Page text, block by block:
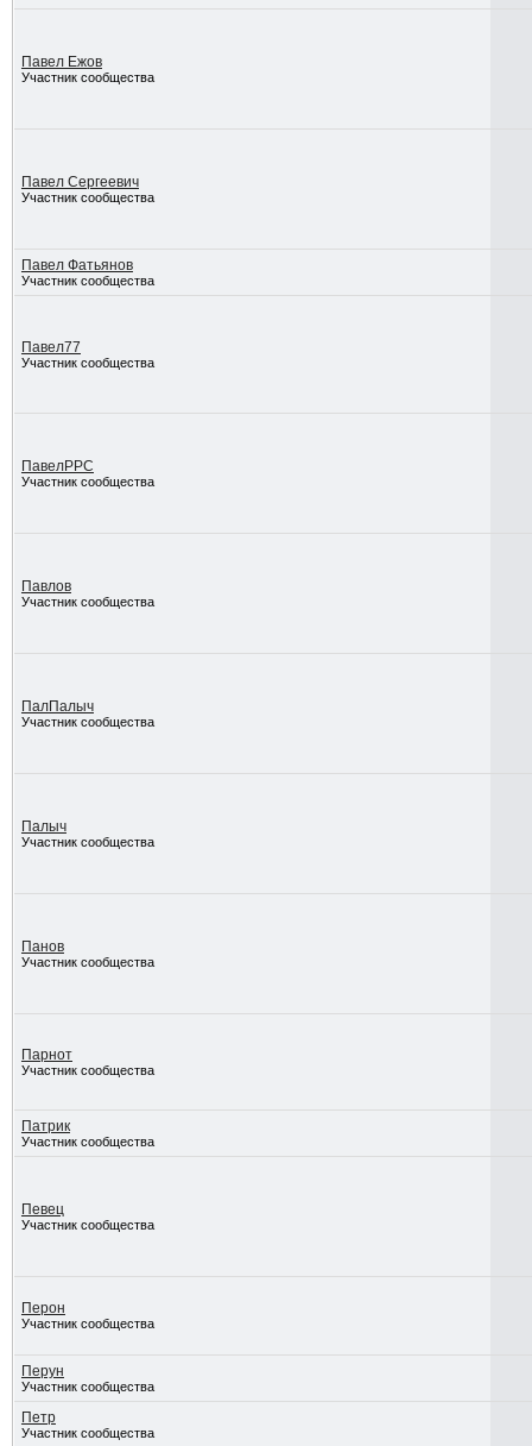
Павел Ежов
Участник сообщества
Павел Сергеевич
Участник сообщества
Павел Фатьянов
Участник сообщества
Павел77
Участник сообщества
ПавелРРС
Участник сообщества
Павлов
Участник сообщества
ПалПалыч
Участник сообщества
Палыч
Участник сообщества
Панов
Участник сообщества
Парнот
Участник сообщества
Патрик
Участник сообщества
Певец
Участник сообщества
Перон
Участник сообщества
Перун
Участник сообщества
Петр
Участник сообщества